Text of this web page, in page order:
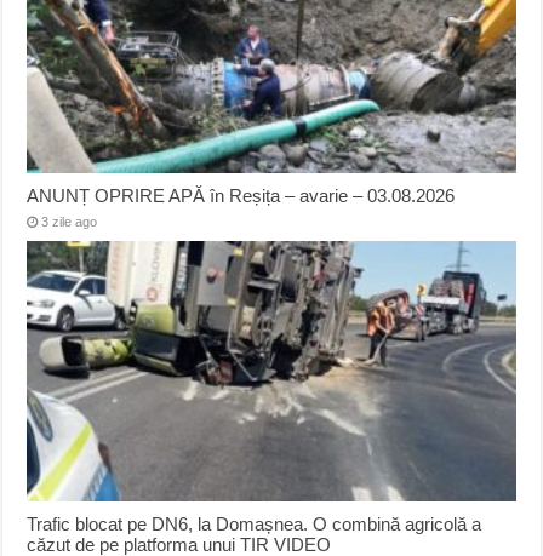
ANUNȚ OPRIRE APĂ în Reșița – avarie – 03.08.2026
3 zile ago
Trafic blocat pe DN6, la Domașnea. O combină agricolă a
căzut de pe platforma unui TIR VIDEO